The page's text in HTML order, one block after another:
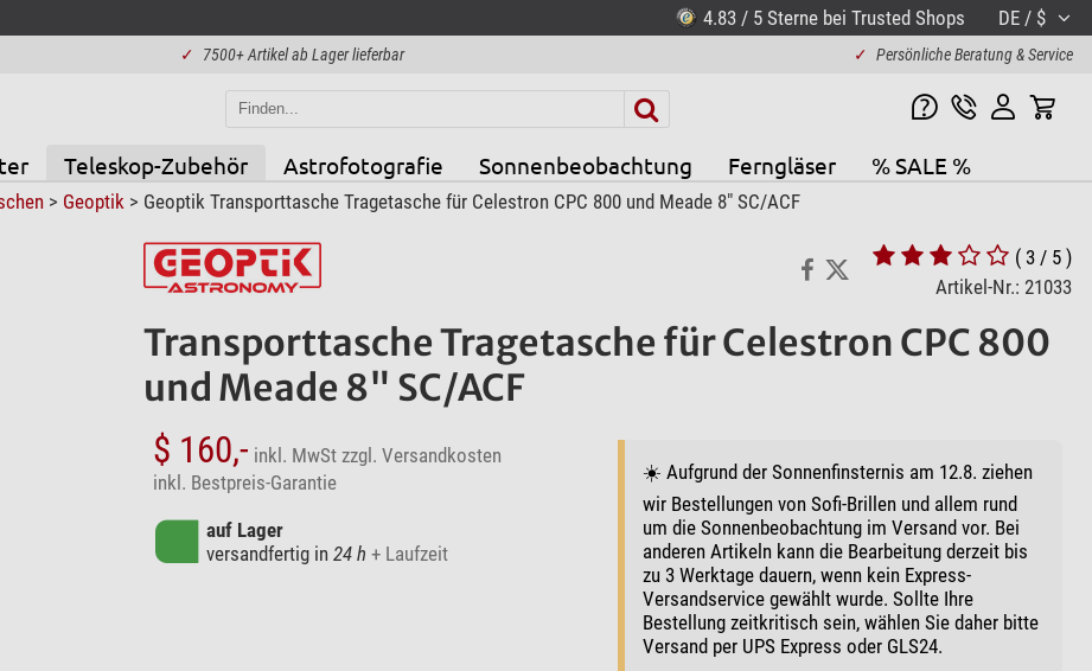
4.83 / 5 Sterne bei Trusted Shops DE / $
✓ 7500+ Artikel ab Lager lieferbar ✓ Persönliche Beratung & Service
Teleskop-Zubehör Astrofotografie Sonnenbeobachtung Ferngläser % SALE %
> Geoptik > Geoptik Transporttasche Tragetasche für Celestron CPC 800 und Meade 8" SC/ACF
( 3 / 5 )
Artikel-Nr.: 21033
Transporttasche Tragetasche für Celestron CPC 800
und Meade 8" SC/ACF
$ 160,- inkl. MwSt zzgl. Versandkosten
inkl. Bestpreis-Garantie
auf Lager
versandfertig in 24 h + Laufzeit
☀️ Aufgrund der Sonnenfinsternis am 12.8. ziehen
wir Bestellungen von Sofi-Brillen und allem rund
um die Sonnenbeobachtung im Versand vor. Bei
anderen Artikeln kann die Bearbeitung derzeit bis
zu 3 Werktage dauern, wenn kein Express-
Versandservice gewählt wurde. Sollte Ihre
Bestellung zeitkritisch sein, wählen Sie daher bitte
Versand per UPS Express oder GLS24.